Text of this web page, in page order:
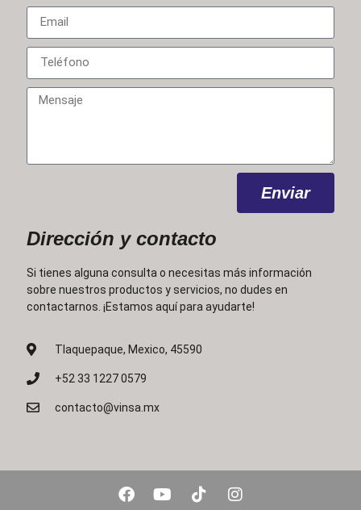
Enviar
Dirección y contacto
Si tienes alguna consulta o necesitas más información
sobre nuestros productos y servicios, no dudes en
contactarnos. ¡Estamos aquí para ayudarte!
Tlaquepaque, Mexico, 45590
+52 33 1227 0579
contacto@vinsa.mx